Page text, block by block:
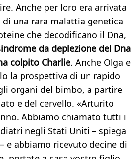
Anche per loro era arrivata
una rara malattia genetica
che decodificano il Dna,
da deplezione del Dna
colpito Charlie. Anche Olga e
la prospettiva di un rapido
organi del bimbo, a partire
e del cervello. «Arturito
Abbiamo chiamato tutti i
negli Stati Uniti – spiega
e abbiamo ricevuto decine di